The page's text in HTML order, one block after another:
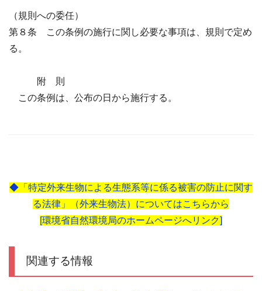
（規則への委任）
第８条 この条例の施行に関し必要な事項は、規則で定め
る。
附 則
この条例は、公布の日から施行する。
◆「特定外来生物による生態系等に係る被害の防止に関す
る法律」（外来生物法）についてはこちらから
[環境省自然環境局のホームページへリンク]
関連する情報